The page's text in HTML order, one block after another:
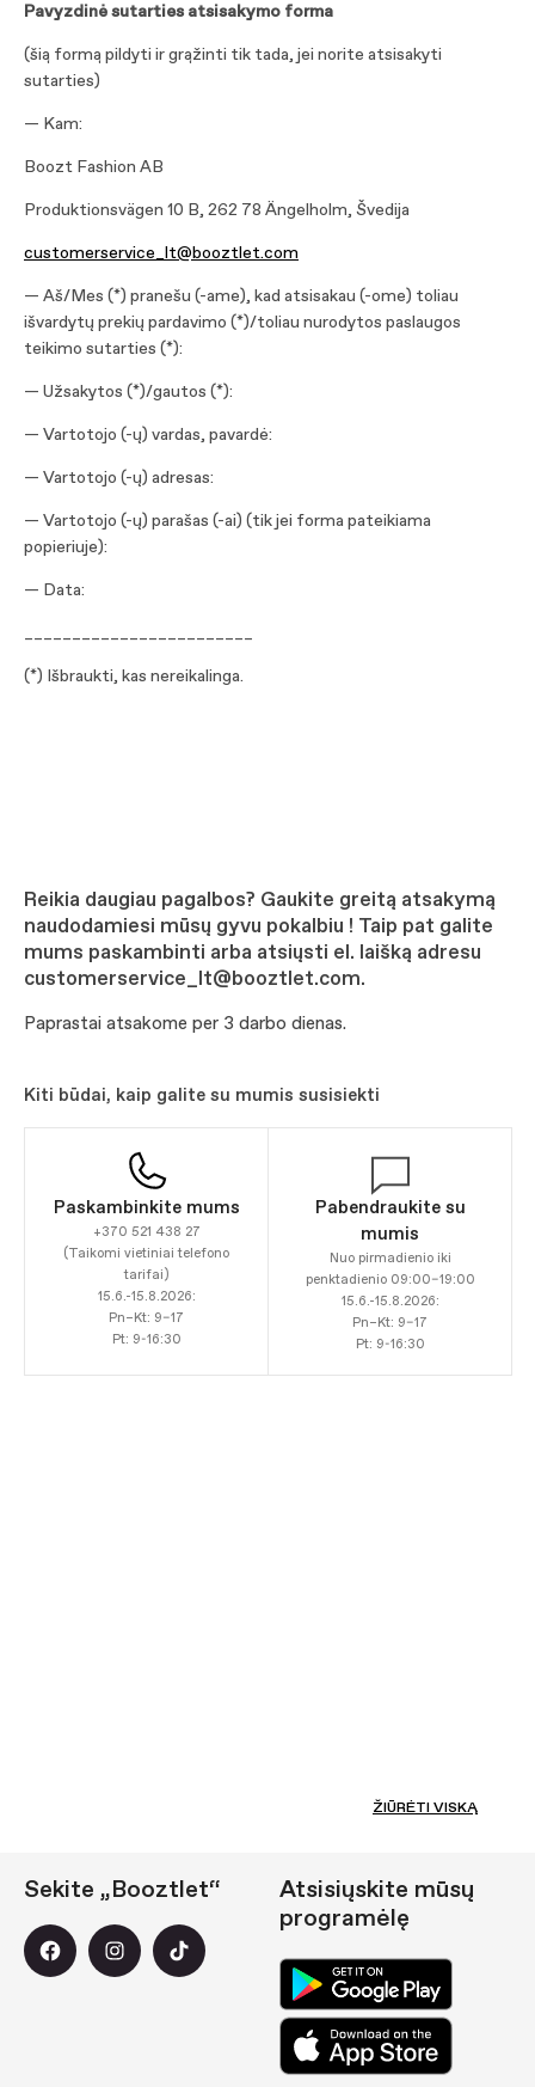
Pavyzdinė sutarties atsisakymo forma
(šią formą pildyti ir grąžinti tik tada, jei norite atsisakyti
sutarties)
— Kam:
Boozt Fashion AB
Produktionsvägen 10 B, 262 78 Ängelholm, Švedija
customerservice_lt@booztlet.com
— Aš/Mes (*) pranešu (-ame), kad atsisakau (-ome) toliau
išvardytų prekių pardavimo (*)/toliau nurodytos paslaugos
teikimo sutarties (*):
— Užsakytos (*)/gautos (*):
— Vartotojo (-ų) vardas, pavardė:
— Vartotojo (-ų) adresas:
— Vartotojo (-ų) parašas (-ai) (tik jei forma pateikiama
popieriuje):
— Data:
________________________
(*) Išbraukti, kas nereikalinga.
Reikia daugiau pagalbos? Gaukite greitą atsakymą
naudodamiesi mūsų gyvu pokalbiu ! Taip pat galite
mums paskambinti arba atsiųsti el. laišką adresu
customerservice_lt@booztlet.com.
Paprastai atsakome per 3 darbo dienas.
Kiti būdai, kaip galite su mumis susisiekti
Paskambinkite mums
+370 521 438 27
(Taikomi vietiniai telefono
tarifai)
15.6.-15.8.2026:
Pn–Kt: 9–17
Pt: 9-16:30
Pabendraukite su
mumis
Nuo pirmadienio iki
penktadienio 09:00–19:00
15.6.-15.8.2026:
Pn–Kt: 9–17
Pt: 9-16:30
ŽIŪRĖTI VISKĄ
Sekite „Booztlet“
Atsisiųskite mūsų
programėlę